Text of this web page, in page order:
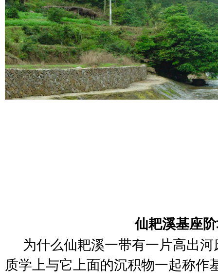
仙耙溪基座
为什么仙耙溪一带有一片高出
质学上与它上面的沉积物一起称作